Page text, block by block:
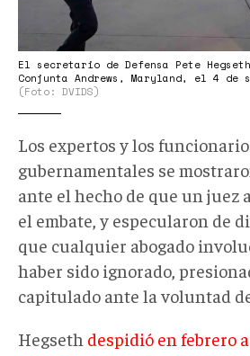
Base
Conjunta
Andrews,
Maryland,
el
4
de
septiembre
de
2025.
Foto:
Sargento
Madelyn
El secretario de Defensa Pete
Conjunta Andrews, Maryland, el 4 de
(Foto: DVIDS)
Los expertos y los
gubernamentales se
ante el hecho de que un juez
el embate, y especularon de
que cualquier abogado
haber sido ignorado,
capitulado ante la voluntad
Hegseth despidió en febrero